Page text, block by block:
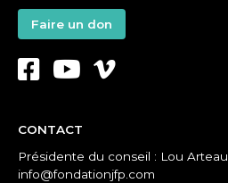
Faire un don
CONTACT
Présidente du conseil : Lou Arteau
info@fondationjfp.com